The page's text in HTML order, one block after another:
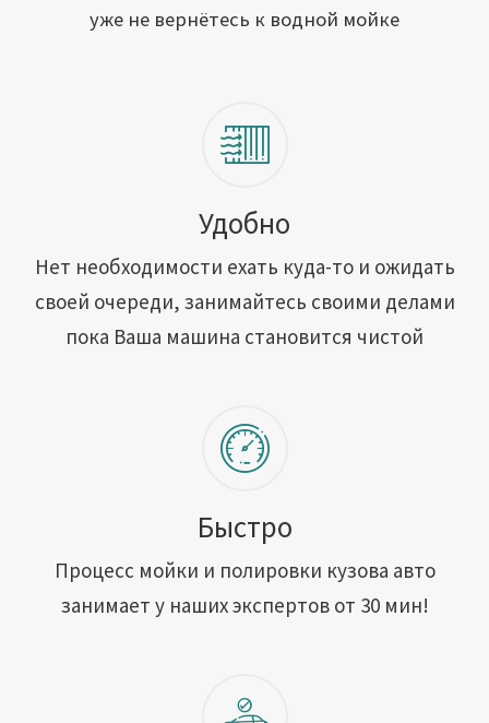
Сотрудничество
Вакансии
Адреса обслуживания
Контакты
уже не вернётесь к водной мойке
Удобно
Нет необходимости ехать куда-то и ожидать
своей очереди, занимайтесь своими делами
пока Ваша машина становится чистой
Быстро
Процесс мойки и полировки кузова авто
занимает у наших экспертов от 30 мин!